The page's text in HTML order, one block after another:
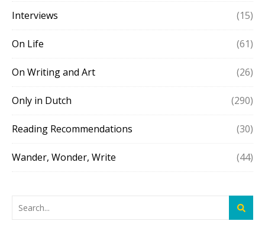
Interviews (15)
On Life (61)
On Writing and Art (26)
Only in Dutch (290)
Reading Recommendations (30)
Wander, Wonder, Write (44)